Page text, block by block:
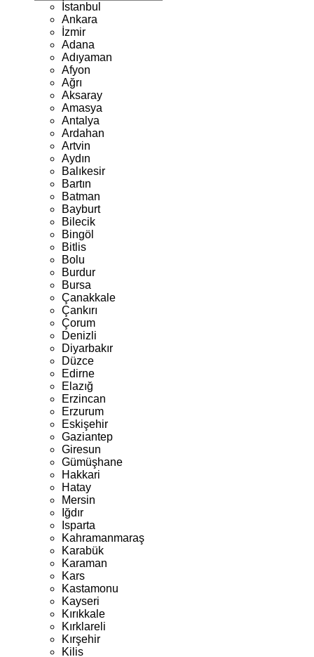
İstanbul
Ankara
İzmir
Adana
Adıyaman
Afyon
Ağrı
Aksaray
Amasya
Antalya
Ardahan
Artvin
Aydın
Balıkesir
Bartın
Batman
Bayburt
Bilecik
Bingöl
Bitlis
Bolu
Burdur
Bursa
Çanakkale
Çankırı
Çorum
Denizli
Diyarbakır
Düzce
Edirne
Elazığ
Erzincan
Erzurum
Eskişehir
Gaziantep
Giresun
Gümüşhane
Hakkari
Hatay
Mersin
Iğdır
Isparta
Kahramanmaraş
Karabük
Karaman
Kars
Kastamonu
Kayseri
Kırıkkale
Kırklareli
Kırşehir
Kilis